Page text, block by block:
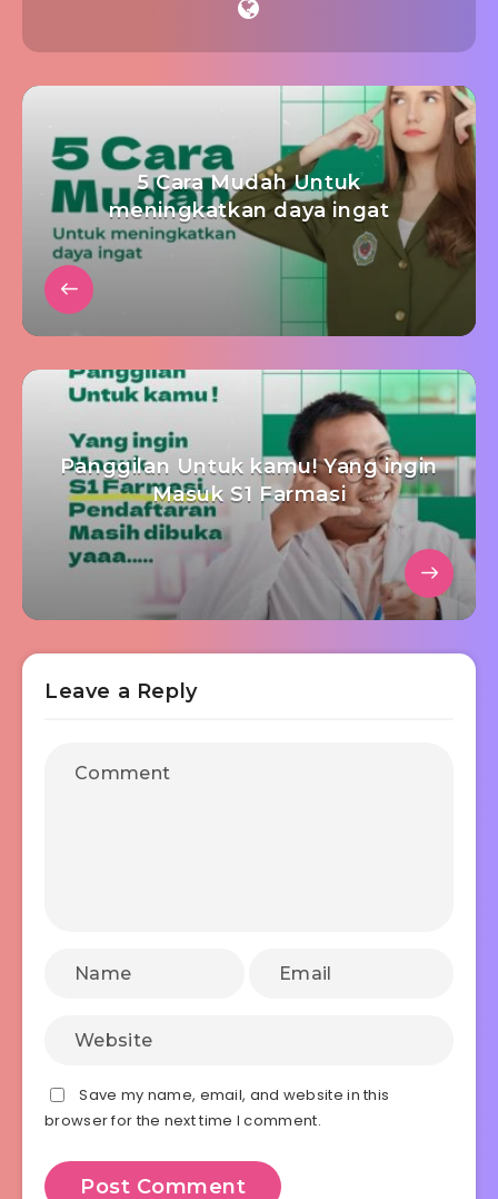
5 Cara Mudah Untuk
meningkatkan daya ingat
Panggilan Untuk kamu! Yang ingin
Masuk S1 Farmasi
Leave a Reply
Save my name, email, and website in this
browser for the next time I comment.